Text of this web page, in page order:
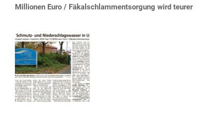
Millionen Euro / Fäkalschlammentsorgung wird teurer